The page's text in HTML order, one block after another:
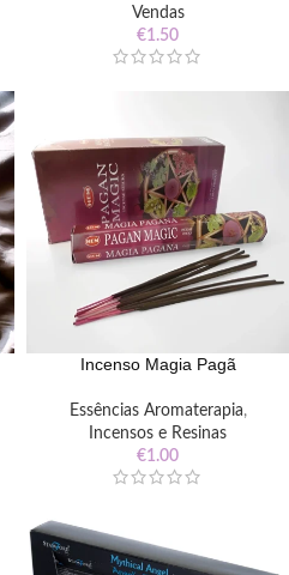
Vendas
€1.50
Incenso Magia Pagã
Essências Aromaterapia,
Incensos e Resinas
€1.00